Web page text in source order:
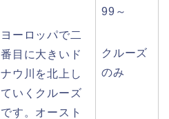
ヨーロッパで二
番目に大きいド
ナウ川を北上し
ていくクルーズ
です。オースト
99～
クルーズ
のみ